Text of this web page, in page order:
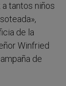
tantos niños
de la
Winfried
de